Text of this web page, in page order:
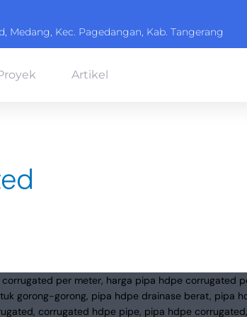
Medang, Kec. Pagedangan, Kab. Tangerang
Artikel